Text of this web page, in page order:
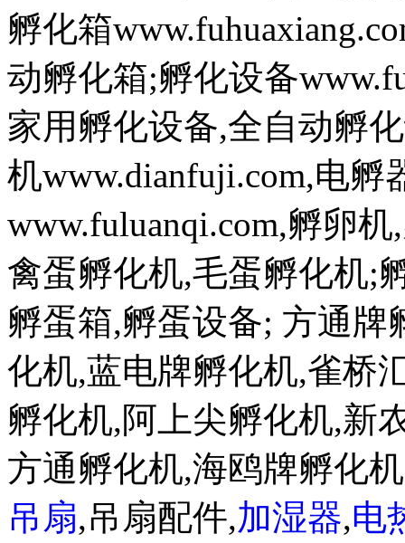
孵化箱
动孵化箱;孵化设备
家用孵化设备,全自动孵
机www.dianfuji.com,电
www.fuluanqi.com,孵卵
禽蛋孵化机,毛蛋孵化机;
孵蛋箱,孵蛋设备; 方通
化机,蓝电牌孵化机,雀桥
孵化机,阿上尖孵化机,新
方通孵化机,海鸥牌孵化
吊扇,吊扇配件,加湿器,电